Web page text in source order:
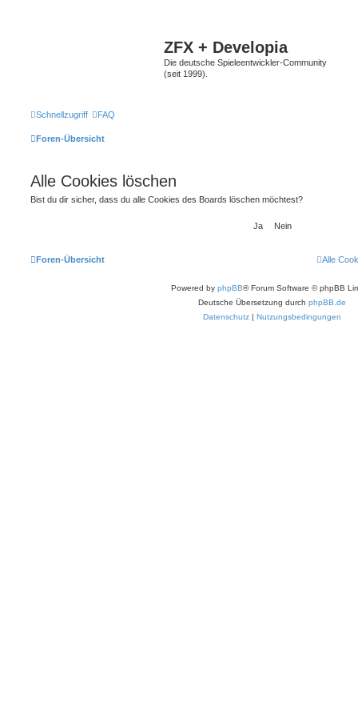
ZFX + Developia
Die deutsche Spieleentwickler-Community
(seit 1999).
Schnellzugriff FAQ
Foren-Übersicht
Alle Cookies löschen
Bist du dir sicher, dass du alle Cookies des Boards löschen möchtest?
Foren-Übersicht Alle
Powered by phpBB® Forum Software © phpBB
Deutsche Übersetzung durch phpBB.de
Datenschutz | Nutzungsbedingungen